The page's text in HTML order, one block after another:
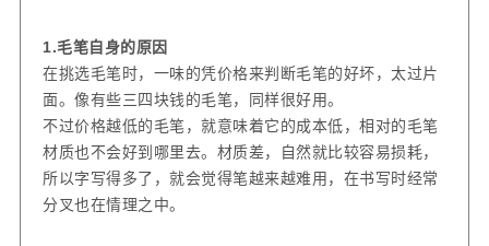
1.毛笔自身的原因
在挑选毛笔时，一味的凭价格来判断毛笔的好坏，太过片
面。像有些三四块钱的毛笔，同样很好用。
不过价格越低的毛笔，就意味着它的成本低，相对的毛笔
材质也不会好到哪里去。材质差，自然就比较容易损耗，
所以字写得多了，就会觉得笔越来越难用，在书写时经常
分叉也在情理之中。